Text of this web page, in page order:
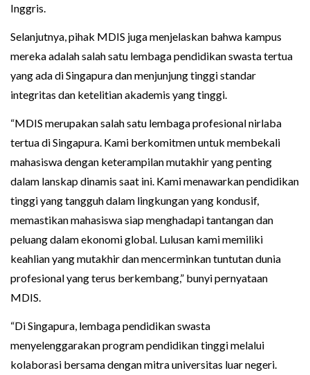
Inggris.
Selanjutnya, pihak MDIS juga menjelaskan bahwa kampus
mereka adalah salah satu lembaga pendidikan swasta tertua
yang ada di Singapura dan menjunjung tinggi standar
integritas dan ketelitian akademis yang tinggi.
“MDIS merupakan salah satu lembaga profesional nirlaba
tertua di Singapura. Kami berkomitmen untuk membekali
mahasiswa dengan keterampilan mutakhir yang penting
dalam lanskap dinamis saat ini. Kami menawarkan pendidikan
tinggi yang tangguh dalam lingkungan yang kondusif,
memastikan mahasiswa siap menghadapi tantangan dan
peluang dalam ekonomi global. Lulusan kami memiliki
keahlian yang mutakhir dan mencerminkan tuntutan dunia
profesional yang terus berkembang,” bunyi pernyataan
MDIS.
“Di Singapura, lembaga pendidikan swasta
menyelenggarakan program pendidikan tinggi melalui
kolaborasi bersama dengan mitra universitas luar negeri.